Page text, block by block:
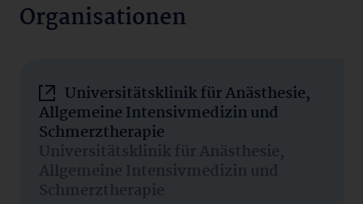
Organisationen
Universitätsklinik für Anästhesie,
Allgemeine Intensivmedizin und
Schmerztherapie
Universitätsklinik für Anästhesie,
Allgemeine Intensivmedizin und
Schmerztherapie